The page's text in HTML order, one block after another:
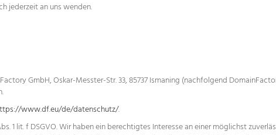
jederzeit an uns wenden.
GmbH, Oskar-Messter-Str. 33, 85737 Ismaning (nachfolgend
www.df.eu/de/datenschutz/.
1 lit. f DSGVO. Wir haben ein berechtigtes Interesse an einer möglichst